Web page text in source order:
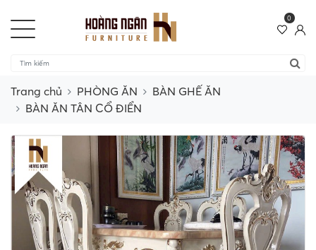
0
Trang chủ PHÒNG ĂN
BÀN GHẾ ĂN
BÀN ĂN TÂN CỔ ĐIỂN